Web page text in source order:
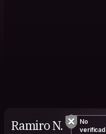
Ramiro N.
No